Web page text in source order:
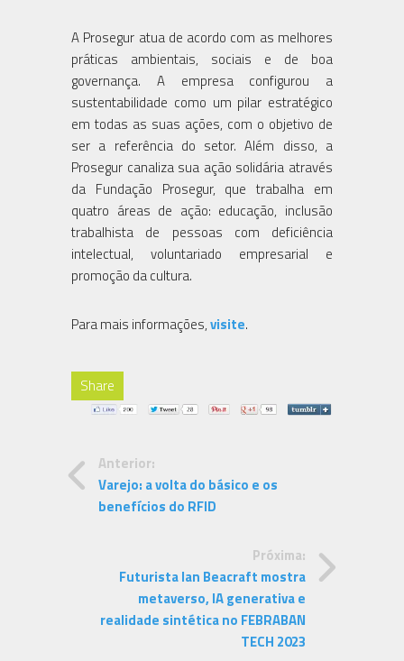
A Prosegur atua de acordo com as melhores
práticas ambientais, sociais e de boa
governança. A empresa configurou a
sustentabilidade como um pilar estratégico
em todas as suas ações, com o objetivo de
ser a referência do setor. Além disso, a
Prosegur canaliza sua ação solidária através
da Fundação Prosegur, que trabalha em
quatro áreas de ação: educação, inclusão
trabalhista de pessoas com deficiência
intelectual, voluntariado empresarial e
promoção da cultura.
Para mais informações,visite.
Share
Anterior:
Varejo: a volta do básico e os
benefícios do RFID
Próxima:
Futurista Ian Beacraft mostra
metaverso, IA generativa e
realidade sintética no FEBRABAN
TECH 2023